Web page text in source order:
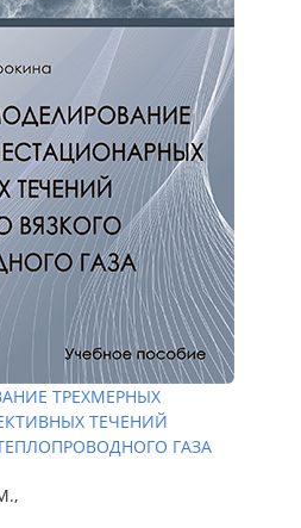
ТРЕХМЕРНЫХ
ТЕЧЕНИЙ
ГАЗА